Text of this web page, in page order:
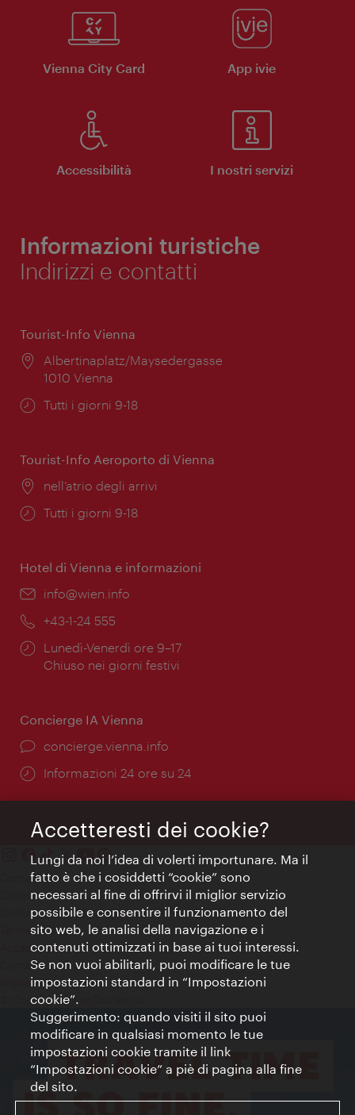
Vienna City Card App ivie
Accessibilità I nostri servizi
Informazioni turistiche
Indirizzi e contatti
Tourist-Info Vienna
Posizione:
Albertinaplatz/Maysedergasse
1010 Vienna
Orari
Tutti i giorni 9-18
Tourist-Info Aeroporto di Vienna
Posizione:
nell’atrio degli arrivi
Orari
Tutti i giorni 9-18
Hotel di Vienna e informazioni
Email:
info@wien.info
Telefono:
+43-1-24 555
Orari
di
Lunedì-Venerdì ore 9–17
Chiuso nei giorni festivi
Concierge IA Vienna
Ort:
concierge.vienna.info
Öffnungszeiten:
Informazioni 24 ore su 24
Contatti
Colophon
Dichiarazione sulla protezione dei dati
Terms of Use
Accessibilità
Contatto stampa
Impostazioni cookie
© Copyright WienTourismus
Accetteresti dei cookie?
Lungi da noi l’idea di volerti importunare. Ma il
fatto è che i cosiddetti “cookie” sono
necessari al fine di offrirvi il miglior servizio
possibile e consentire il funzionamento del
sito web, le analisi della navigazione e i
contenuti ottimizzati in base ai tuoi interessi.
Se non vuoi abilitarli, puoi modificare le tue
impostazioni standard in “Impostazioni
cookie”.
Suggerimento: quando visiti il sito puoi
modificare in qualsiasi momento le tue
impostazioni cookie tramite il link
“Impostazioni cookie” a piè di pagina alla fine
del sito.